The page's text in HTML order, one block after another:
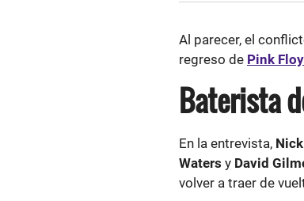
Al parecer, el
regreso de Pink
Baterista
En la entrevista,
Waters y David
volver a traer de